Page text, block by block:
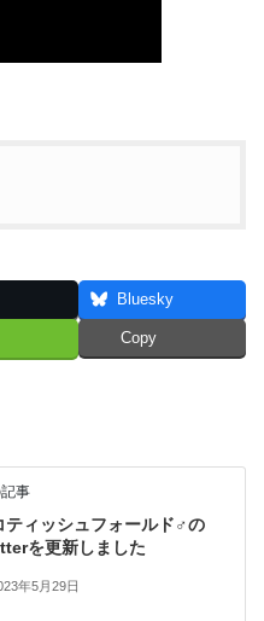
Bluesky
Copy
事
ティッシュフォールド♂の
を更新しました
年5月29日